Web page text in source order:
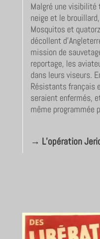
Malgré une visibilité
neige et le
Mosquitos et
décollent
mission de
reportage, les
dans leurs viseurs.
Résistants français
seraient enfermés,
même programmée
→ L’opération